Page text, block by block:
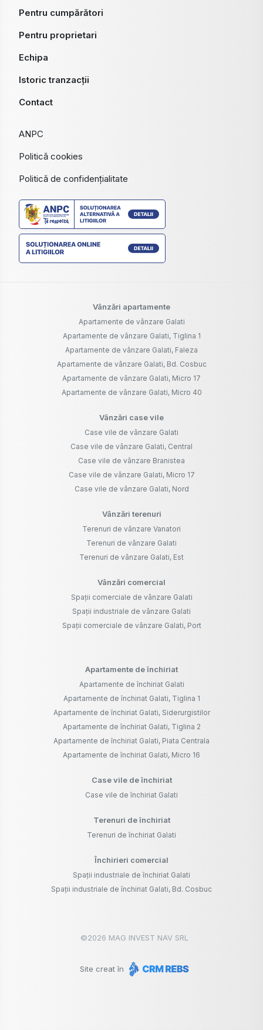
Pentru cumpărători
Pentru proprietari
Echipa
Istoric tranzacții
Contact
ANPC
Politică cookies
Politică de confidențialitate
Vânzări apartamente
Apartamente de vânzare Galati
Apartamente de vânzare Galati, Tiglina 1
Apartamente de vânzare Galati, Faleza
Apartamente de vânzare Galati, Bd. Cosbuc
Apartamente de vânzare Galati, Micro 17
Apartamente de vânzare Galati, Micro 40
Vânzări case vile
Case vile de vânzare Galati
Case vile de vânzare Galati, Central
Case vile de vânzare Branistea
Case vile de vânzare Galati, Micro 17
Case vile de vânzare Galati, Nord
Vânzări terenuri
Terenuri de vânzare Vanatori
Terenuri de vânzare Galati
Terenuri de vânzare Galati, Est
Vânzări comercial
Spații comerciale de vânzare Galati
Spații industriale de vânzare Galati
Spații comerciale de vânzare Galati, Port
Apartamente de închiriat
Apartamente de închiriat Galati
Apartamente de închiriat Galati, Tiglina 1
Apartamente de închiriat Galati, Siderurgistilor
Apartamente de închiriat Galati, Tiglina 2
Apartamente de închiriat Galati, Piata Centrala
Apartamente de închiriat Galati, Micro 16
Case vile de închiriat
Case vile de închiriat Galati
Terenuri de închiriat
Terenuri de închiriat Galati
Închirieri comercial
Spații industriale de închiriat Galati
Spații industriale de închiriat Galati, Bd. Cosbuc
©2026 MAG INVEST NAV SRL
Site creat în